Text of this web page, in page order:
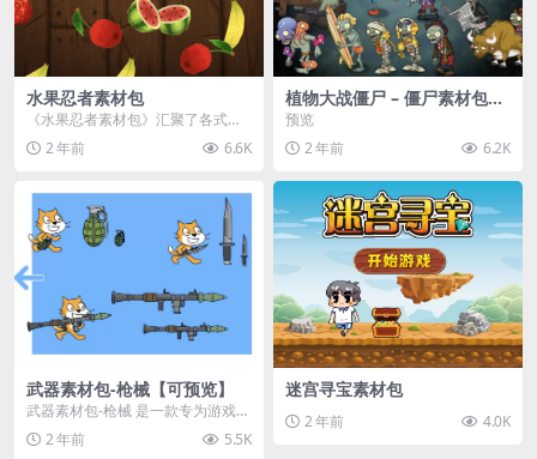
水果忍者素材包
《水果忍者素材包》汇聚了各式鲜
美诱人的水果图像与清脆悦耳的切
割音效，专为追求极致...
2 年前 6.6K
植物大战僵尸 – 僵尸素材包
【可预览】
预览
2 年前
6.2K
武器素材包-枪械【可预览】
武器素材包-枪械 是一款专为游戏开
发者和创作者设计的素材包，包含
多种高质量的枪械...
2 年前 5.5K
迷宫寻宝素材包
2 年前 4.0K